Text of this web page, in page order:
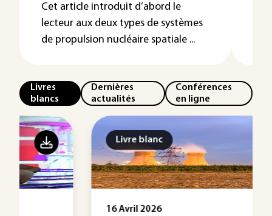
Cet article introduit d’abord le
lecteur aux deux types de systèmes
de propulsion nucléaire spatiale ...
Livres
blancs
Dernières
actualités
Conférences
en ligne
Livre blanc